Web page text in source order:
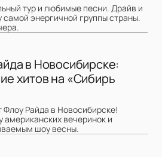
тур и любимые песни. Драйв и
энергичной группы страны.
в Новосибирске:
хитов на «Сибирь
Флоу Райда в Новосибирске!
американских вечеринок и
шоу весны.